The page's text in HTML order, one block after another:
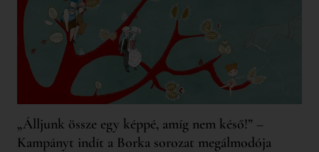
„Álljunk össze egy képpé, amíg nem késő!” –
Kampányt indít a Borka sorozat megálmodója